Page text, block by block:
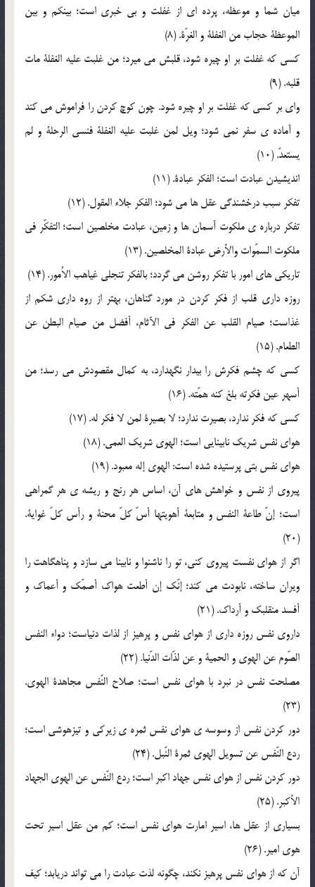
ميان شما و موعظه، پرده اي از غفلت و بي خبري است؛ بينکم و بين
الموعظة حجاب من الغفلة و الغرّة. (8)
کسي که غفلت بر او چيره شود، قلبش مي ميرد؛ من غلبت عليه الغفلة مات
قلبه. (9)
واي بر کسي که غفلت بر او چيره شود. چون کوچ کردن را فراموش مي کند
و آماده ي سفر نمي شود؛ ويل لمن غلبت عليه الغفلة فنسي الرحلة و لم
يستعدّ. (10)
انديشيدن عبادت است؛ الفکر عبادة. (11)
تفکر سبب درخشندگي عقل ها مي شود؛ الفکر جلاء العقول. (12)
تفکر درباره ي ملکوت آسمان ها و زمين، عبادت مخلصين است؛ التفکّر في
ملکوت السمّوات والأرض عبادة المخلصين. (13)
تاريکي هاي امور با تفکر روشن مي گردد؛ بالفکر تنجلي غياهب الاُمور. (14)
روزه داري قلب از فکر کردن در مورد گناهان، بهتر از روه داري شکم از
غذاست؛ صيام القلب عن الفکر في الآثام، أفضل من صيام البطن عن
الطعام. (15)
کسي که چشم فکرش را بيدار نگهدارد، به کمال مقصودش مي رسد؛ من
أسهر عين فکرته بلغ کنه همّته. (16)
کسي که فکر ندارد، بصيرت ندارد؛ لا بصيرة لمن لا فکر له. (17)
هواي نفس شريک نابينايي است؛ الهوي شريک العمي. (18)
هواي نفس بتي پرستيده شده است: الهوي إله معبود. (19)
پيروي از نفس و خواهش هاي آن، اساس هر رنج و ريشه ي هر گمراهي
است؛ إنّ طاعة النفس و متابعة أهويتها أسّ کلّ محنة و رأس کلّ غواية.
(20)
اگر از هواي نفست پيروي کني، تو را ناشنوا و نابينا مي سازد و پناهگاهت را
ويران ساخته، نابودت مي کند؛ إنّک إن أطعت هواک أصمّک و أعماک و
أفسد منقلبک و أرداک. (21)
داروي نفس روزه داري از هواي نفس و پرهيز از لذات دنياست؛ دواء النفس
الصّوم عن الهوي و الحمية و عن لذّات الدّنيا. (22)
مصلحت نفس در نبرد با هواي نفس است؛ صلاح النّفس مجاهدة الهوي.
(23)
دور کردن نفس از وسوسه ي هواي نفس ثمره ي زيرکي و تيزهوشي است؛
ردع النّفس عن تسويل الهوي ثمرة النّبل. (24)
دور کردن نفس از هواي نفس جهاد اکبر است؛ ردع النّفس عن الهوي الجهاد
الأکبر. (25)
بسياري از عقل ها، اسير امارت هواي نفس است؛ کم من عقل اسير تحت
هوي امير. (26)
آن که از هواي نفس پرهيز نکند، چگونه لذت عبادت را مي تواند دريابد؛ کيف